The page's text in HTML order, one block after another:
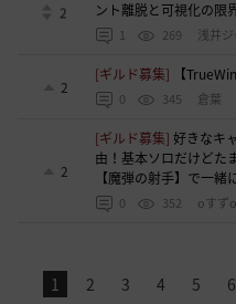
2
ント離脱と可視化の限
1 269 浅井
2
[ギルド募集] 【
0 345 倉葉
2
[ギルド募集]好きなキ
由！基本ソロだけど
【魔弾の射手】で一緒
0 352 oすずo
1 2 3 4 5 6